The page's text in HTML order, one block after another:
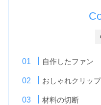
自作したファン
おしゃれクリッ
材料の切断